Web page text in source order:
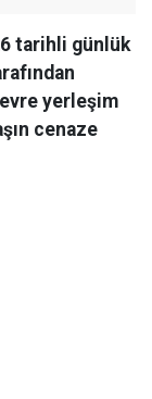
tarihli günlük
yerleşim
cenaze